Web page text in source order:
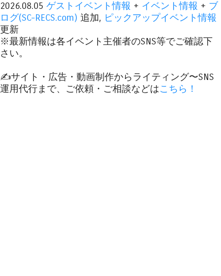
2026.08.05 ゲストイベント情報 + イベント情報 + ブ
ログ(SC-RECS.com) 追加, ピックアップイベント情報
更新
※最新情報は各イベント主催者のSNS等でご確認下
さい。
✍️サイト・広告・動画制作からライティング〜SNS
運用代行まで、ご依頼・ご相談などはこちら！